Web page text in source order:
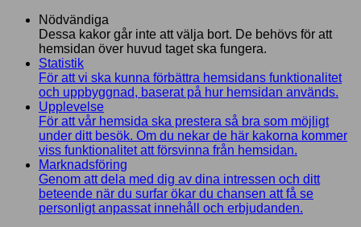
Nödvändiga
Dessa kakor går inte att välja bort. De behövs för att
hemsidan över huvud taget ska fungera.
Statistik
För att vi ska kunna förbättra hemsidans funktionalitet
och uppbyggnad, baserat på hur hemsidan används.
Upplevelse
För att vår hemsida ska prestera så bra som möjligt
under ditt besök. Om du nekar de här kakorna kommer
viss funktionalitet att försvinna från hemsidan.
Marknadsföring
Genom att dela med dig av dina intressen och ditt
beteende när du surfar ökar du chansen att få se
personligt anpassat innehåll och erbjudanden.